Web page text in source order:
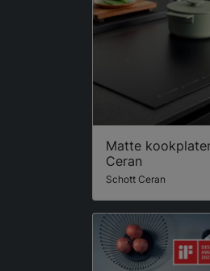
Matte
Ceran
Schott Ceran